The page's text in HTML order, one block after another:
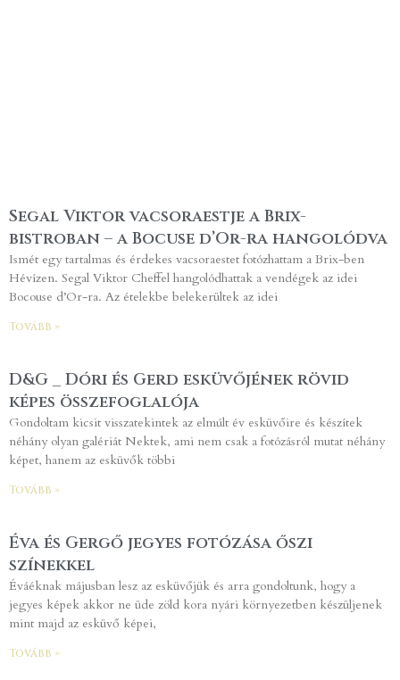
Segal Viktor vacsoraestje a Brix-
bistroban – a Bocuse d’Or-ra hangolódva
Ismét egy tartalmas és érdekes vacsoraestet fotózhattam a Brix-ben
Hévízen. Segal Viktor Cheffel hangolódhattak a vendégek az idei
Bocouse d’Or-ra. Az ételekbe belekerültek az idei
Tovább »
D&G _ Dóri és Gerd esküvőjének rövid
képes összefoglalója
Gondoltam kicsit visszatekintek az elmúlt év esküvőire és készítek
néhány olyan galériát Nektek, ami nem csak a fotózásról mutat néhány
képet, hanem az esküvők többi
Tovább »
Éva és Gergő jegyes fotózása őszi
színekkel
Éváéknak májusban lesz az esküvőjük és arra gondoltunk, hogy a
jegyes képek akkor ne üde zöld kora nyári környezetben készüljenek
mint majd az esküvő képei,
Tovább »